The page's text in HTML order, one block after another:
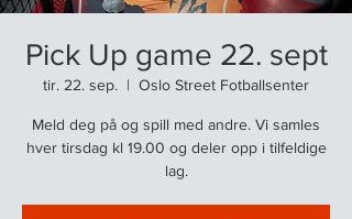
Pick Up game 22. sept
tir. 22. sep.
  |
Oslo Street Fotballsenter
Meld deg på og spill med andre. Vi samles
hver tirsdag kl 19.00 og deler opp i tilfeldige
lag.